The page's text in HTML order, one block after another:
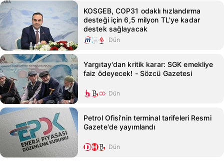
KOSGEB, COP31 odaklı hızlandırma
desteği için 6,5 milyon TL'ye kadar
destek sağlayacak
Dün
Yargıtay'dan kritik karar: SGK emekliye
faiz ödeyecek! - Sözcü Gazetesi
Dün
Petrol Ofisi'nin terminal tarifeleri Resmi
Gazete'de yayımlandı
Dün